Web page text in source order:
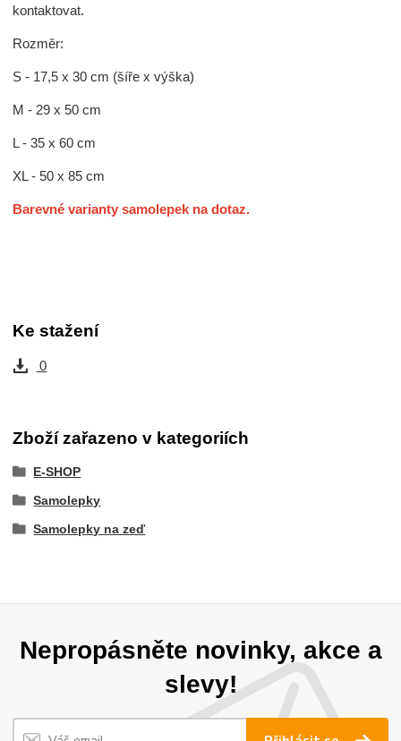
kontaktovat.
Rozměr:
S - 17,5 x 30 cm (šíře x výška)
M - 29 x 50 cm
L - 35 x 60 cm
XL - 50 x 85 cm
Barevné varianty samolepek na dotaz.
Ke stažení
0
Zboží zařazeno v kategoriích
E-SHOP
Samolepky
Samolepky na zeď
Nepropásněte novinky, akce a
slevy!